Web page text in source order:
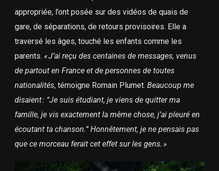
appropriée, l’ont posée sur des vidéos de quais de
gare, de séparations, de retours provisoires. Elle a
traversé les âges, touché les enfants comme les
parents. «J’ai reçu des centaines de messages, venus
de partout en France et de personnes de toutes
nationalités, témoigne Romain Plumet. Beaucoup me
disaient: “Je suis étudiant, je viens de quitter ma
famille, je vis exactement la même chose, j’ai pleuré en
écoutant ta chanson.” Honnêtement, je ne pensais pas
que ce morceau ferait cet effet sur les gens. »